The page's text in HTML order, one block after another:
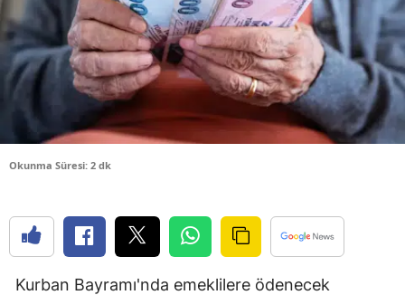
Burdur
Bursa
Çanakkale
Çankırı
Denizli
Diyarbakır
Okunma Süresi: 2 dk
Kurban Bayramı'nda emeklilere ödenecek